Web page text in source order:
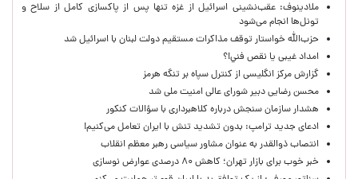
ملادینوف: عقب‌نشینی اسرائیل از غزه تنها پس از پاکسازی کامل از سلاح و
تونل‌ها انجام می‌شود
حزب‌الله خواستار توقف مذاکرات مستقیم دولت لبنان با اسرائیل شد
امداد غیبی يا نقص فني!؟
گزارش مرکز انگلیسی از کنترل سپاه بر تنگه هرمز
محسن رضایی دبیر شورای عالی امنیت ملی شد
هشدار سازمان سنجش درباره کلاهبرداری با سؤالات کنکور
ادعای جدید ترامپ: بدون تشدید تنش با ایران تعامل می‌کنیم!
انتصاب ذوالقدر به عنوان مشاور سیاسی رهبر معظم انقلاب
خبر خوب برای بازار تهران؛ کاهش ۸۰ درصدی عوارض نوسازی